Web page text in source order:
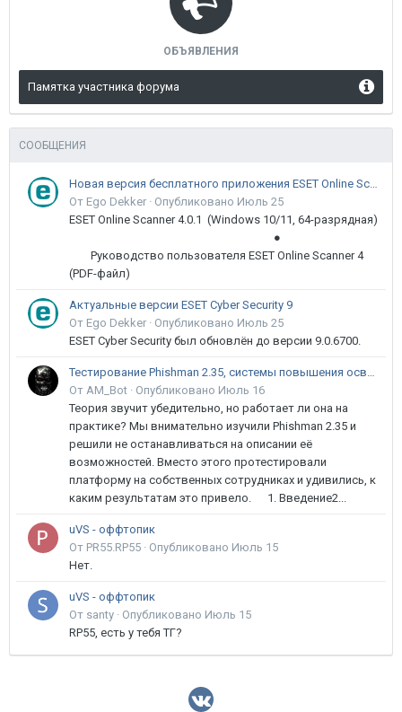
ОБЪЯВЛЕНИЯ
Памятка участника форума
СООБЩЕНИЯ
Новая версия бесплатного приложения ESET Online Scanner доступна пользователям
От Ego Dekker · Опубликовано Июль 25
ESET Online Scanner 4.0.1 (Windows 10/11, 64-разрядная)
●
Руководство пользователя ESET Online Scanner 4
(PDF-файл)
Актуальные версии ESET Cyber Security 9
От Ego Dekker · Опубликовано Июль 25
ESET Cyber Security был обновлён до версии 9.0.6700.
Тестирование Phishman 2.35, системы повышения осведомлённости пользователей в сфере ИБ
От AM_Bot · Опубликовано Июль 16
Теория звучит убедительно, но работает ли она на
практике? Мы внимательно изучили Phishman 2.35 и
решили не останавливаться на описании её
возможностей. Вместо этого протестировали
платформу на собственных сотрудниках и удивились, к
каким результатам это привело. 1. Введение2...
uVS - оффтопик
От PR55.RP55 · Опубликовано Июль 15
Нет.
uVS - оффтопик
От santy · Опубликовано Июль 15
RP55, есть у тебя ТГ?